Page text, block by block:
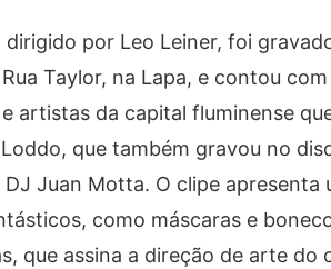
dirigido por Leo Leiner, foi
Taylor, na Lapa, e contou com
artistas da capital fluminense
que também gravou no
Juan Motta. O clipe apresenta
como máscaras e
que assina a direção de arte do